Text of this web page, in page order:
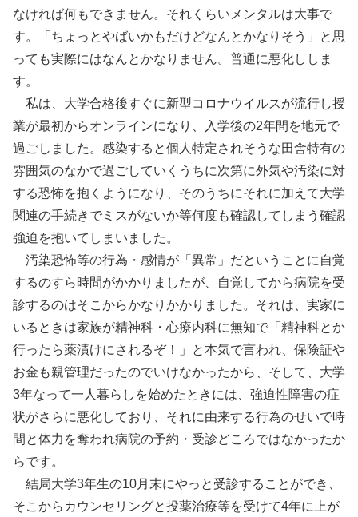
なければ何もできません。それくらいメンタルは大事で
す。「ちょっとやばいかもだけどなんとかなりそう」と思
っても実際にはなんとかなりません。普通に悪化ししま
す。
私は、大学合格後すぐに新型コロナウイルスが流行し授
業が最初からオンラインになり、入学後の2年間を地元で
過ごしました。感染すると個人特定されそうな田舎特有の
雰囲気のなかで過ごしていくうちに次第に外気や汚染に対
する恐怖を抱くようになり、そのうちにそれに加えて大学
関連の手続きでミスがないか等何度も確認してしまう確認
強迫を抱いてしまいました。
汚染恐怖等の行為・感情が「異常」だということに自覚
するのすら時間がかかりましたが、自覚してから病院を受
診するのはそこからかなりかかりました。それは、実家に
いるときは家族が精神科・心療内科に無知で「精神科とか
行ったら薬漬けにされるぞ！」と本気で言われ、保険証や
お金も親管理だったのでいけなかったから、そして、大学
3年なって一人暮らしを始めたときには、強迫性障害の症
状がさらに悪化しており、それに由来する行為のせいで時
間と体力を奪われ病院の予約・受診どころではなかったか
らです。
結局大学3年生の10月末にやっと受診することができ、
そこからカウンセリングと投薬治療等を受けて4年に上が